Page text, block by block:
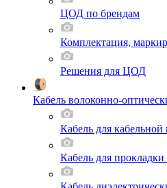
ЦОД по брендам
Комплектация,
Решения для ЦОД
Кабель волоконно-
Кабель для кабельной
Кабель для прокладки